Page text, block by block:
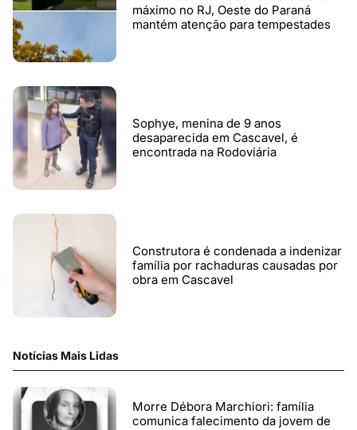
máximo no RJ, Oeste do Paraná
mantém atenção para tempestades
Sophye, menina de 9 anos
desaparecida em Cascavel, é
encontrada na Rodoviária
Construtora é condenada a indenizar
família por rachaduras causadas por
obra em Cascavel
Notícias Mais Lidas
Morre Débora Marchiori: família
comunica falecimento da jovem de